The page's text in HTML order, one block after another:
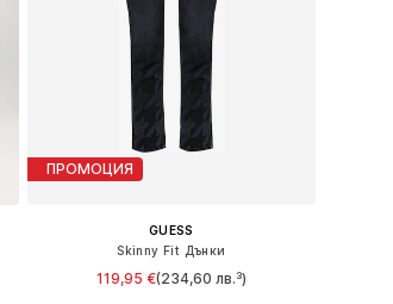
ПРОМОЦИЯ
GUESS
Skinny Fit Дънки
119,95 €(234,60 лв.³)